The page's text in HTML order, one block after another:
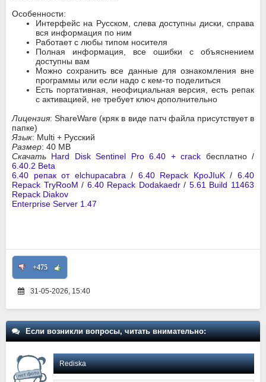
Особенности:
Интерфейс на Русском, слева доступны диски, справа
вся информация по ним
Работает с любы типом носителя
Полная информация, все ошибки с объяснением
доступны вам
Можно сохранить все данные для ознакомления вне
программы или если надо с кем-то поделиться
Есть портативная, неофициальная версия, есть репак
с активацией, не требует ключ дополнительно
Лицензия: ShareWare (кряк в виде патч файла присутствует в
папке)
Язык: Multi + Русский
Размер: 40 MB
Скачать Hard Disk Sentinel Pro 6.40 + crack бесплатно /
6.40.2 Beta
6.40 репак от elchupacabra / 6.40 Repack KpoJIuK/6.40
Repack TryRooM / 6.40 Repack Dodakaedr/ 5.61 Build 11463
Repack Diakov
Enterprise Server 1.47
+475
31-05-2026, 15:40
Если возникли вопросы, читать внимательно:
Rediska